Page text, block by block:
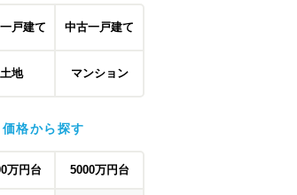
戸建て 中古一戸建て
土地 マンション
価格から探す
万円台 5000万円台